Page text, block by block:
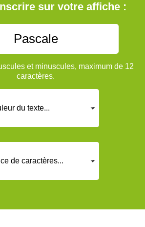
sur votre affiche :
et minuscules, maximum de 12
caractères.